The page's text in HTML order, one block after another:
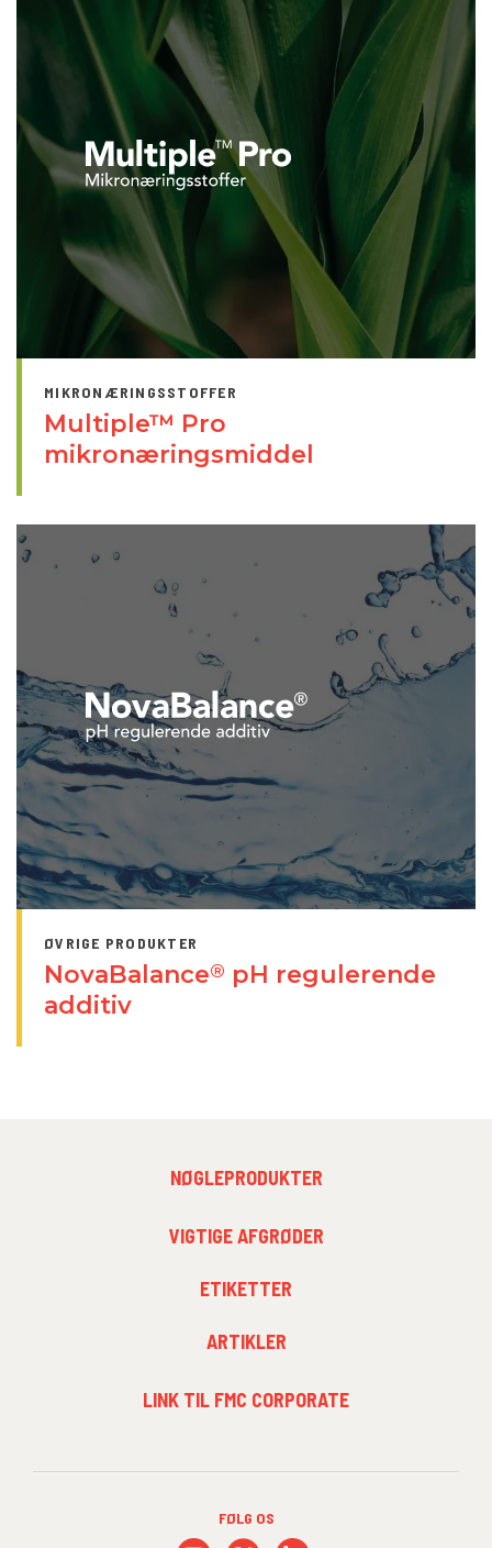
MIKRONÆRINGSSTOFFER
Multiple™ Pro
mikronæringsmiddel
ØVRIGE PRODUKTER
NovaBalance® pH regulerende
additiv
NØGLEPRODUKTER
VIGTIGE AFGRØDER
ETIKETTER
ARTIKLER
LINK TIL FMC CORPORATE
FØLG OS